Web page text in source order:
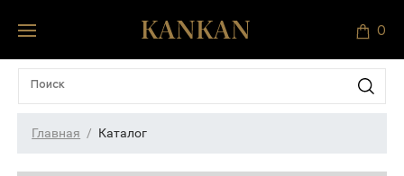
0
Главная Каталог